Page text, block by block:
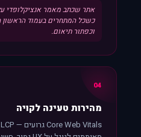
אתר שכתב מאמר אנציקלופדי
כשכל המתחרים בעמוד הראשון
וכפתור תיאום.
04
מהירות טעינה לקויה